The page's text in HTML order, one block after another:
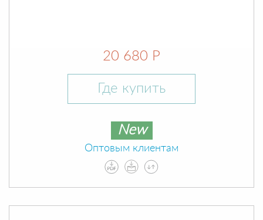
20 680 Р
Где купить
New
Оптовым клиентам